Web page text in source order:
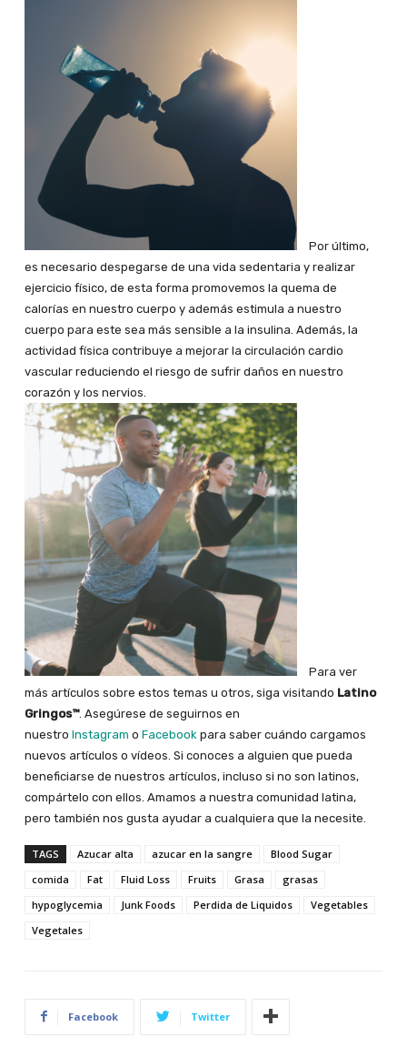
Por último,
es necesario despegarse de una vida sedentaria y realizar
ejercicio físico, de esta forma promovemos la quema de
calorías en nuestro cuerpo y además estimula a nuestro
cuerpo para este sea más sensible a la insulina. Además, la
actividad física contribuye a mejorar la circulación cardio
vascular reduciendo el riesgo de sufrir daños en nuestro
corazón y los nervios.
Para ver
más artículos sobre estos temas u otros, siga visitando Latino
Gringos™. Asegúrese de seguirnos en
nuestro Instagram o Facebook para saber cuándo cargamos
nuevos artículos o vídeos. Si conoces a alguien que pueda
beneficiarse de nuestros artículos, incluso si no son latinos,
compártelo con ellos. Amamos a nuestra comunidad latina,
pero también nos gusta ayudar a cualquiera que la necesite.
TAGS Azucar alta azucar en la sangre
Blood Sugar
comida
Fat Fluid Loss Fruits Grasa
grasas
hypoglycemia
Junk Foods Perdida de Liquidos
Vegetables
Vegetales
Facebook Twitter